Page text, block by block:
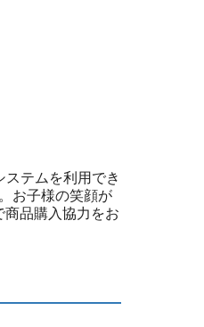
テムを利用でき
お子様の笑顔が
品購入協力をお